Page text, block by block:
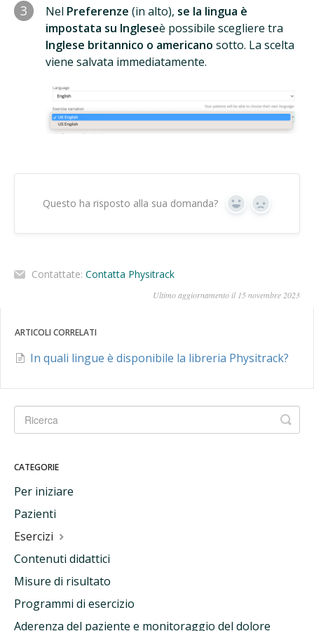
3 Nel Preferenze (in alto), se la lingua è
impostata su Ingleseè possibile scegliere tra
Inglese britannico o americano sotto. La scelta
viene salvata immediatamente.
Questo ha risposto alla sua domanda? Sì No
Contattate: Contatta Physitrack
Ultimo aggiornamento il 15 novembre 2023
ARTICOLI CORRELATI
In quali lingue è disponibile la libreria Physitrack?
CATEGORIE
Per iniziare
Pazienti
Esercizi
Contenuti didattici
Misure di risultato
Programmi di esercizio
Aderenza del paziente e monitoraggio del dolore